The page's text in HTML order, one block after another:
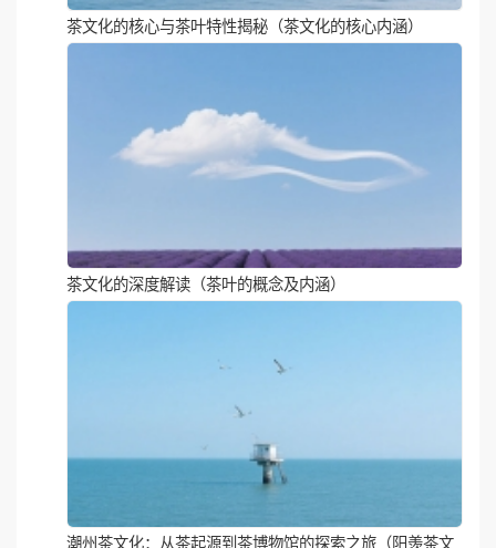
茶文化的深度解读（茶叶的概念及内涵）
化博物馆）